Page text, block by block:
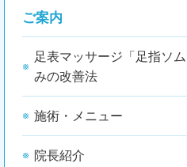
ご案内
足表マッサージ「足指ソ
みの改善法
施術・メニュー
院長紹介